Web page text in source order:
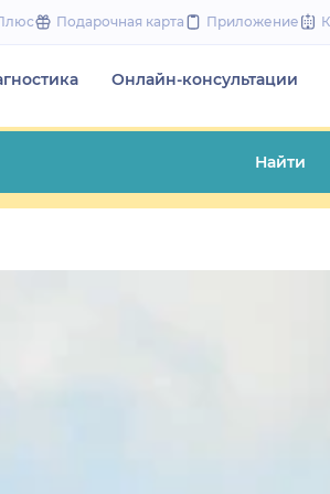
to
Подарочная карта Приложение
Онлайн-консультации
Найти